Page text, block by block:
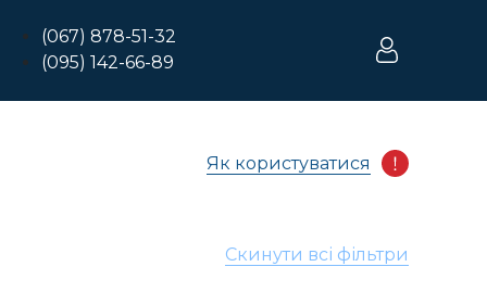
(067) 878-51-32
(095) 142-66-89
Як користуватися
Скинути всі фільтри